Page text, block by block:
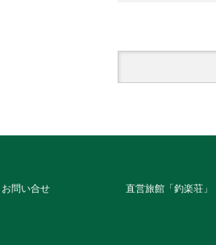
お問い合せ 直営旅館「釣楽荘」